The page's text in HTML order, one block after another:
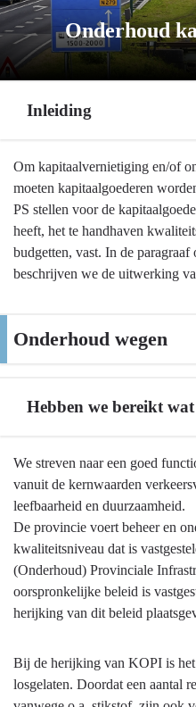
Onderhoud
Inleiding
Terug
naar
navigatie
Onderhoud
kapitaalgoederen
Inleiding
Om kapitaalvernietiging en/of
moeten kapitaalgoederen
PS stellen voor de
heeft, het te handhaven
budgetten, vast. In de
beschrijven we de uitwerking
Onderhoud wegen
Hebben we bereikt
Terug
naar
navigatie
Onderhoud
wegen
Hebben
bereikt
wat
We streven naar een goed
vanuit de kernwaarden
leefbaarheid en duurzaamheid.
De provincie voert beheer en
kwaliteitsniveau dat is
(Onderhoud) Provinciale
oorspronkelijke beleid is
herijking van dit beleid
Bij de herijking van KOPI is
losgelaten. Doordat een aantal